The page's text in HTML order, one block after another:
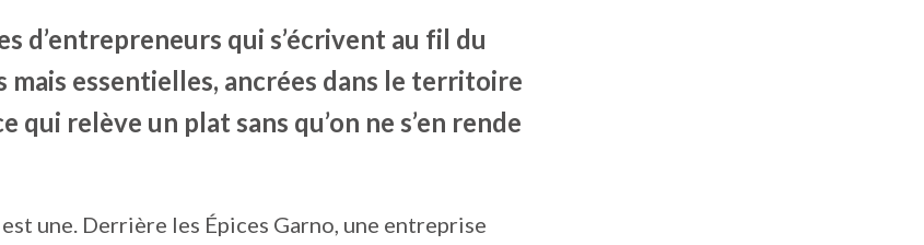
d’entrepreneurs qui s’écrivent au fil du
mais essentielles, ancrées dans le territoire
qui relève un plat sans qu’on ne s’en rende
une. Derrière les Épices Garno, une entreprise